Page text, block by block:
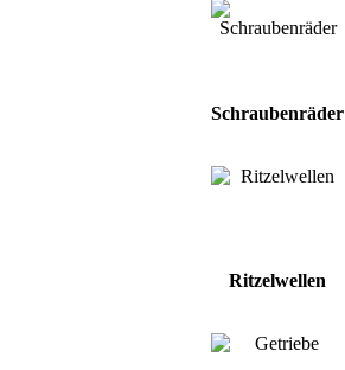
Schraubenräder
Ritzelwellen